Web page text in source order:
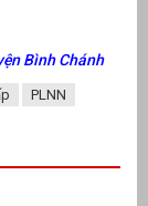
Bình Chánh
PLNN